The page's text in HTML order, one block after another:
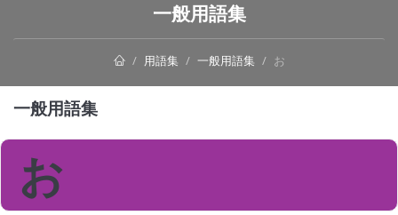
一般用語集
用語集 一般用語集 お
一般用語集
お